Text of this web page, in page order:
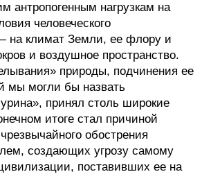
антропогенным нагрузкам на
человеческого
на климат Земли, ее флору и
и воздушное пространство.
природы, подчинения ее
мы могли бы назвать
принял столь широкие
итоге стал причиной
обострения
создающих угрозу самому
поставивших ее на